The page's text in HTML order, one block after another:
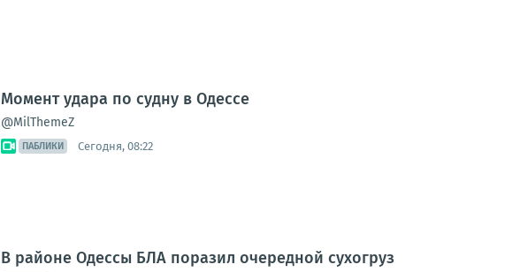
Момент удара по судну в Одессе
@MilThemeZ
ПАБЛИКИ Сегодня, 08:22
В районе Одессы БЛА поразил очередной сухогруз